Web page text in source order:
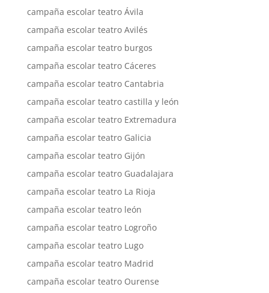
campaña escolar teatro Ávila
campaña escolar teatro Avilés
campaña escolar teatro burgos
campaña escolar teatro Cáceres
campaña escolar teatro Cantabria
campaña escolar teatro castilla y león
campaña escolar teatro Extremadura
campaña escolar teatro Galicia
campaña escolar teatro Gijón
campaña escolar teatro Guadalajara
campaña escolar teatro La Rioja
campaña escolar teatro león
campaña escolar teatro Logroño
campaña escolar teatro Lugo
campaña escolar teatro Madrid
campaña escolar teatro Ourense